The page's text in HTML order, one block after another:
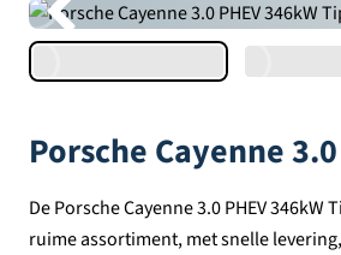
Porsche Cayenne
De Porsche Cayenne 3.0 PHEV
ruime assortiment, met snelle